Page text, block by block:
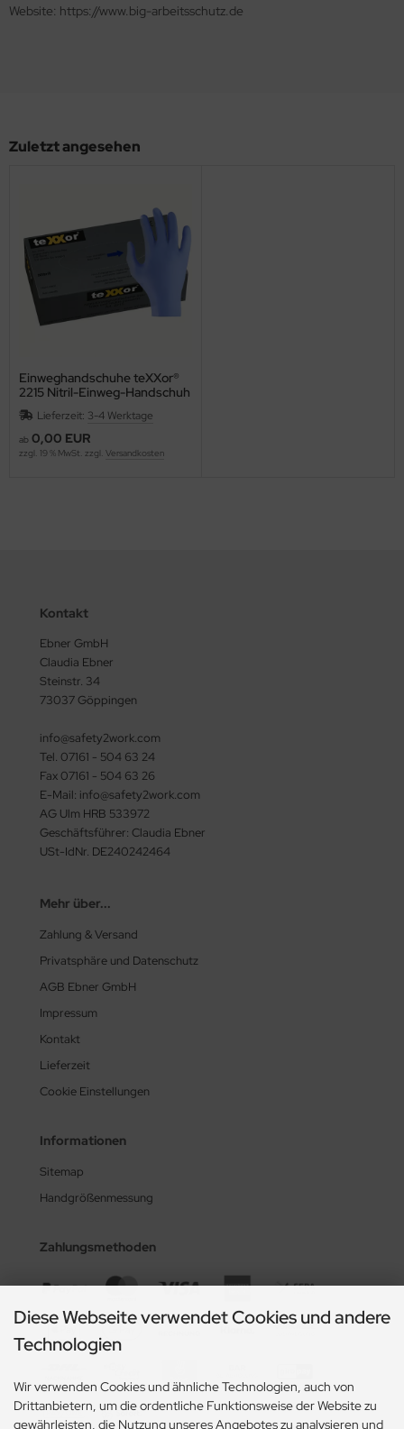
Website: https://www.big-arbeitsschutz.de
Zuletzt angesehen
Einweghandschuhe teXXor®
2215 Nitril-Einweg-Handschuh
UNGEPUDERT
Lieferzeit: 3-4 Werktage
ab 0,00 EUR
zzgl. 19 % MwSt. zzgl. Versandkosten
Kontakt
Ebner GmbH
Claudia Ebner
Steinstr. 34
73037 Göppingen
info@safety2work.com
Tel. 07161 - 504 63 24
Fax 07161 - 504 63 26
E-Mail: info@safety2work.com
AG Ulm HRB 533972
Geschäftsführer: Claudia Ebner
USt-IdNr. DE240242464
Mehr über...
Zahlung & Versand
Privatsphäre und Datenschutz
AGB Ebner GmbH
Impressum
Kontakt
Lieferzeit
Cookie Einstellungen
Informationen
Sitemap
Handgrößenmessung
Zahlungsmethoden
Diese Webseite verwendet Cookies und andere
Technologien
Wir verwenden Cookies und ähnliche Technologien, auch von
Drittanbietern, um die ordentliche Funktionsweise der Website zu
gewährleisten, die Nutzung unseres Angebotes zu analysieren und